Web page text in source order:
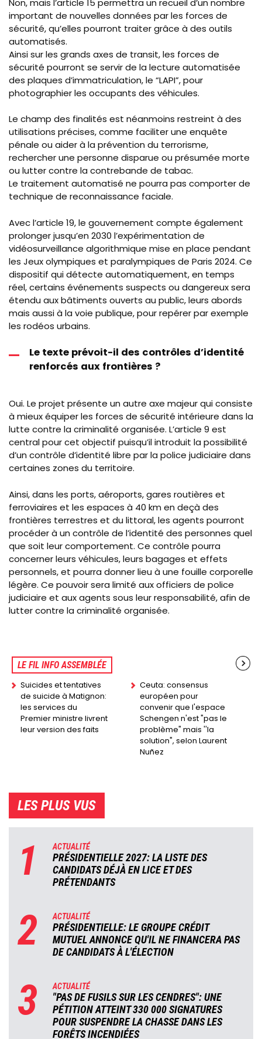
Non, mais l’article 15 permettra un recueil d’un nombre
important de nouvelles données par les forces de
sécurité, qu’elles pourront traiter grâce à des outils
automatisés.
Ainsi sur les grands axes de transit, les forces de
sécurité pourront se servir de la lecture automatisée
des plaques d’immatriculation, le “LAPI”, pour
photographier les occupants des véhicules.
Le champ des finalités est néanmoins restreint à des
utilisations précises, comme faciliter une enquête
pénale ou aider à la prévention du terrorisme,
rechercher une personne disparue ou présumée morte
ou lutter contre la contrebande de tabac.
Le traitement automatisé ne pourra pas comporter de
technique de reconnaissance faciale.
Avec l’article 19, le gouvernement compte également
prolonger jusqu’en 2030 l’expérimentation de
vidéosurveillance algorithmique mise en place pendant
les Jeux olympiques et paralympiques de Paris 2024. Ce
dispositif qui détecte automatiquement, en temps
réel, certains événements suspects ou dangereux sera
étendu aux bâtiments ouverts au public, leurs abords
mais aussi à la voie publique, pour repérer par exemple
les rodéos urbains.
Le texte prévoit-il des contrôles d’identité
renforcés aux frontières ?
Oui. Le projet présente un autre axe majeur qui consiste
à mieux équiper les forces de sécurité intérieure dans la
lutte contre la criminalité organisée. L’article 9 est
central pour cet objectif puisqu’il introduit la possibilité
d’un contrôle d’identité libre par la police judiciaire dans
certaines zones du territoire.
Ainsi, dans les ports, aéroports, gares routières et
ferroviaires et les espaces à 40 km en deçà des
frontières terrestres et du littoral, les agents pourront
procéder à un contrôle de l’identité des personnes quel
que soit leur comportement. Ce contrôle pourra
concerner leurs véhicules, leurs bagages et effets
personnels, et pourra donner lieu à une fouille corporelle
légère. Ce pouvoir sera limité aux officiers de police
judiciaire et aux agents sous leur responsabilité, afin de
lutter contre la criminalité organisée.
LE FIL INFO ASSEMBLÉE
Suicides et tentatives
de suicide à Matignon:
les services du
Premier ministre livrent
leur version des faits
Ceuta: consensus
européen pour
convenir que l'espace
Schengen n'est "pas le
problème" mais ''la
solution", selon Laurent
Nuñez
LES PLUS VUS
1 ACTUALITÉ
PRÉSIDENTIELLE 2027: LA LISTE DES
CANDIDATS DÉJÀ EN LICE ET DES
PRÉTENDANTS
2 ACTUALITÉ
PRÉSIDENTIELLE: LE GROUPE CRÉDIT
MUTUEL ANNONCE QU'IL NE FINANCERA PAS
DE CANDIDATS À L'ÉLECTION
3 ACTUALITÉ
"PAS DE FUSILS SUR LES CENDRES": UNE
PÉTITION ATTEINT 330 000 SIGNATURES
POUR SUSPENDRE LA CHASSE DANS LES
FORÊTS INCENDIÉES